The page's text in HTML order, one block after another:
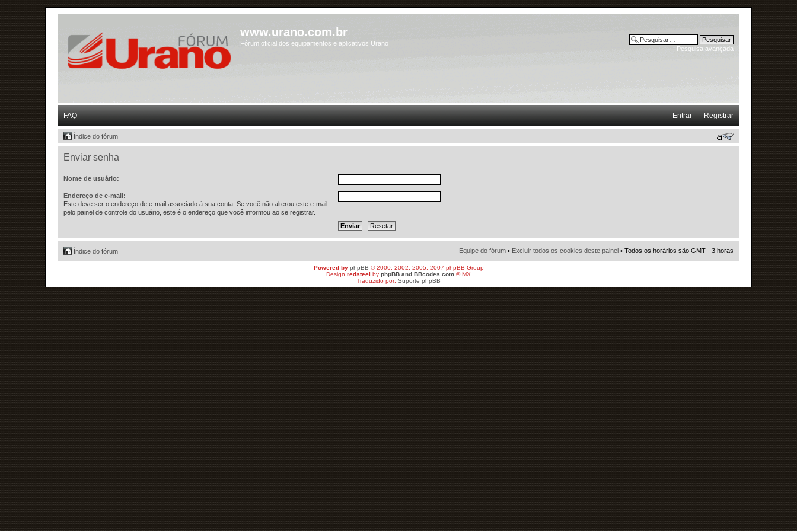
www.urano.com.br
Fórum oficial dos equipamentos e aplicativos Urano
Pesquisa avançada
FAQ Registrar
Entrar
Índice do fórum
Enviar senha
Nome de usuário:
Endereço de e-mail:
Este deve ser o endereço de e-mail associado à sua conta. Se você não alterou este e-mail
pelo painel de controle do usuário, este é o endereço que você informou ao se registrar.
Índice do fórum Equipe do fórum • Excluir todos os cookies deste painel • Todos os horários são GMT - 3 horas
Powered by phpBB © 2000, 2002, 2005, 2007 phpBB Group
Design redsteel by phpBB and BBcodes.com © MX
Traduzido por: Suporte phpBB